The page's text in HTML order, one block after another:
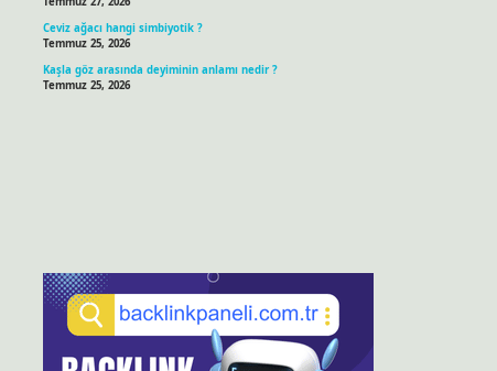
Ceviz ağacı hangi simbiyotik ?
Temmuz 25, 2026
Kaşla göz arasında deyiminin anlamı nedir ?
Temmuz 25, 2026